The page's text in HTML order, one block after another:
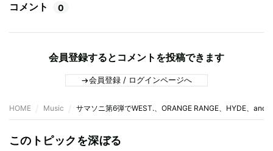
コメント 0
会員登録するとコメントを投稿できます
会員登録 / ログインページへ
HOME Music サマソニ第6弾でWEST.、ORANGE RANGE、HYDE、ano
このトピックを深ぼる